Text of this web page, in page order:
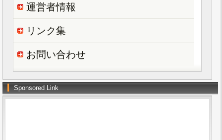
運営者情報
リンク集
お問い合わせ
Sponsored Link